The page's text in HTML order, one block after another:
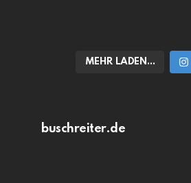
MEHR LADEN…
buschreiter.de